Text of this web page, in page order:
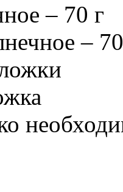
– 70 г
–